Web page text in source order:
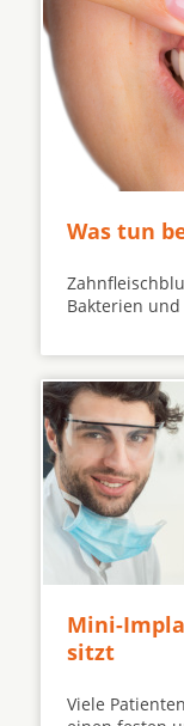
Was tun
Bakterien
Mini-
sitzt
Viele